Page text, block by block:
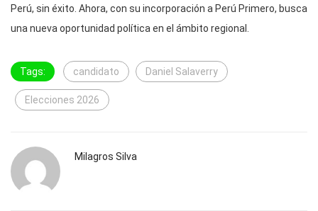
Perú, sin éxito. Ahora, con su incorporación a Perú Primero, busca
una nueva oportunidad política en el ámbito regional.
Tags: candidato Daniel Salaverry
Elecciones 2026
Milagros Silva